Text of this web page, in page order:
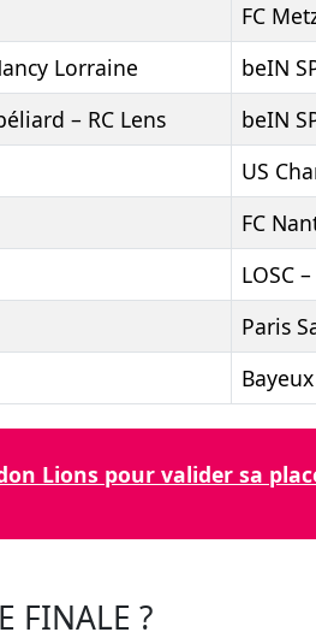
FC
Lorraine
beIN
– RC Lens
beIN
US
FC
LOSC
Paris
Lions pour valider sa
FINALE ?